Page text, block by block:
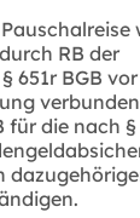
RB der
651r BGB
die nach §